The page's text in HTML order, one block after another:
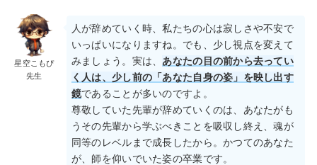
星空こもぴ
先生
人が辞めていく時、私たちの心は寂しさや不安で
いっぱいになりますね。でも、少し視点を変えて
みましょう。実は、 あなたの目の前から去ってい
く人は、少し前の「あなた自身の姿」を映し出す
鏡であることが多いのですよ。
尊敬していた先輩が辞めていくのは、あなたがも
うその先輩から学ぶべきことを吸収し終え、魂が
同等のレベルまで成長したから。かつてのあなた
が、師を仰いでいた姿の卒業です。